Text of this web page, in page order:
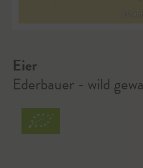
©
Eier
Ederbauer - wild